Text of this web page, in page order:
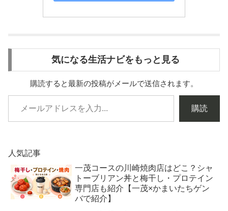
気になる生活ナビをもっと見る
購読すると最新の投稿がメールで送信されます。
購読
人気記事
一茂コースの川崎焼肉店はどこ？シャ
トーブリアン丼と梅干し・プロテイン
専門店も紹介【一茂×かまいたちゲン
バで紹介】